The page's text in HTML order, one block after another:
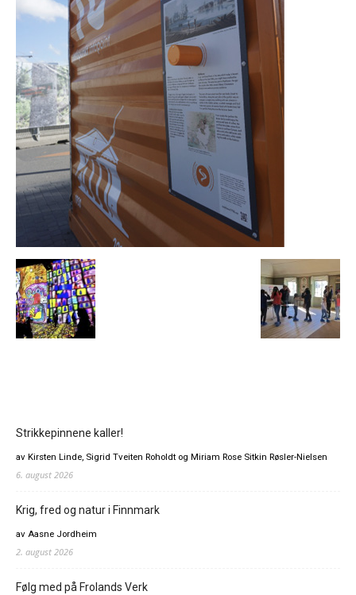
Strikkepinnene kaller!
av Kirsten Linde, Sigrid Tveiten Roholdt og Miriam Rose Sitkin Røsler-Nielsen
6. august 2026
Krig, fred og natur i Finnmark
av Aasne Jordheim
2. august 2026
Følg med på Frolands Verk